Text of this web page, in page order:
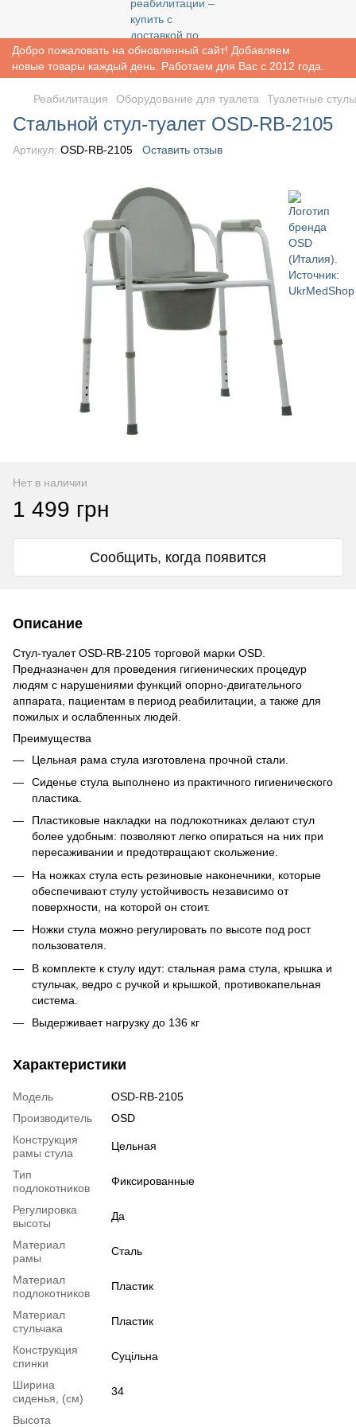
Добро пожаловать на обновленный сайт! Добавляем
новые товары каждый день. Работаем для Вас с 2012 года.
Реабилитация Оборудование для туалета Туалетные
Стальной стул-туалет OSD-RB-2105
Артикул: OSD-RB-2105 Оставить отзыв
Нет в наличии
1 499 грн
Сообщить, когда появится
Описание
Стул-туалет OSD-RB-2105 торговой марки OSD.
Предназначен для проведения гигиенических процедур
людям с нарушениями функций опорно-двигательного
аппарата, пациентам в период реабилитации, а также для
пожилых и ослабленных людей.
Преимущества
Цельная рама стула изготовлена прочной стали.
Сиденье стула выполнено из практичного гигиенического
пластика.
Пластиковые накладки на подлокотниках делают стул
более удобным: позволяют легко опираться на них при
пересаживании и предотвращают скольжение.
На ножках стула есть резиновые наконечники, которые
обеспечивают стулу устойчивость независимо от
поверхности, на которой он стоит.
Ножки стула можно регулировать по высоте под рост
пользователя.
В комплекте к стулу идут: стальная рама стула, крышка и
стульчак, ведро с ручкой и крышкой, противокапельная
система.
Выдерживает нагрузку до 136 кг
Характеристики
Модель
OSD-RB-2105
Производитель
OSD
Конструкция
рамы стула
Цельная
Тип
подлокотников
Фиксированные
Регулировка
высоты
Да
Материал
рамы
Сталь
Материал
подлокотников
Пластик
Материал
стульчака
Пластик
Конструкция
спинки
Суцільна
Ширина
сиденья, (см)
34
Высота